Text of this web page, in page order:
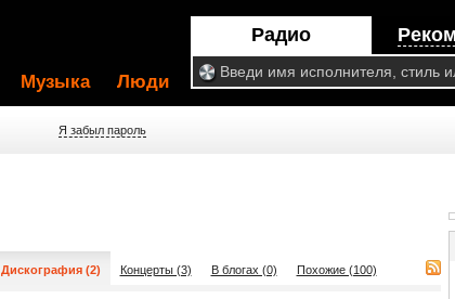
Радио
Музыка Люди
Я забыл пароль
Дискография (2) Концерты (3) В блогах (0) Похожие (100)